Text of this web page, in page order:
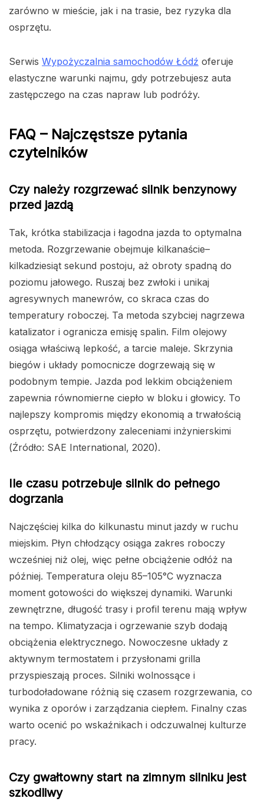
zarówno w mieście, jak i na trasie, bez ryzyka dla
osprzętu.
Serwis Wypożyczalnia samochodów Łódź oferuje
elastyczne warunki najmu, gdy potrzebujesz auta
zastępczego na czas napraw lub podróży.
FAQ – Najczęstsze pytania
czytelników
Czy należy rozgrzewać silnik benzynowy
przed jazdą
Tak, krótka stabilizacja i łagodna jazda to optymalna
metoda. Rozgrzewanie obejmuje kilkanaście–
kilkadziesiąt sekund postoju, aż obroty spadną do
poziomu jałowego. Ruszaj bez zwłoki i unikaj
agresywnych manewrów, co skraca czas do
temperatury roboczej. Ta metoda szybciej nagrzewa
katalizator i ogranicza emisję spalin. Film olejowy
osiąga właściwą lepkość, a tarcie maleje. Skrzynia
biegów i układy pomocnicze dogrzewają się w
podobnym tempie. Jazda pod lekkim obciążeniem
zapewnia równomierne ciepło w bloku i głowicy. To
najlepszy kompromis między ekonomią a trwałością
osprzętu, potwierdzony zaleceniami inżynierskimi
(Źródło: SAE International, 2020).
Ile czasu potrzebuje silnik do pełnego
dogrzania
Najczęściej kilka do kilkunastu minut jazdy w ruchu
miejskim. Płyn chłodzący osiąga zakres roboczy
wcześniej niż olej, więc pełne obciążenie odłóż na
później. Temperatura oleju 85–105°C wyznacza
moment gotowości do większej dynamiki. Warunki
zewnętrzne, długość trasy i profil terenu mają wpływ
na tempo. Klimatyzacja i ogrzewanie szyb dodają
obciążenia elektrycznego. Nowoczesne układy z
aktywnym termostatem i przysłonami grilla
przyspieszają proces. Silniki wolnossące i
turbodoładowane różnią się czasem rozgrzewania, co
wynika z oporów i zarządzania ciepłem. Finalny czas
warto ocenić po wskaźnikach i odczuwalnej kulturze
pracy.
Czy gwałtowny start na zimnym silniku jest
szkodliwy